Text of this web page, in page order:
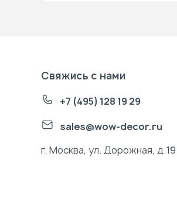
Свяжись с нами
+7 (495) 128 19 29
sales@wow-decor.ru
г. Москва, ул. Дорожная, д.19